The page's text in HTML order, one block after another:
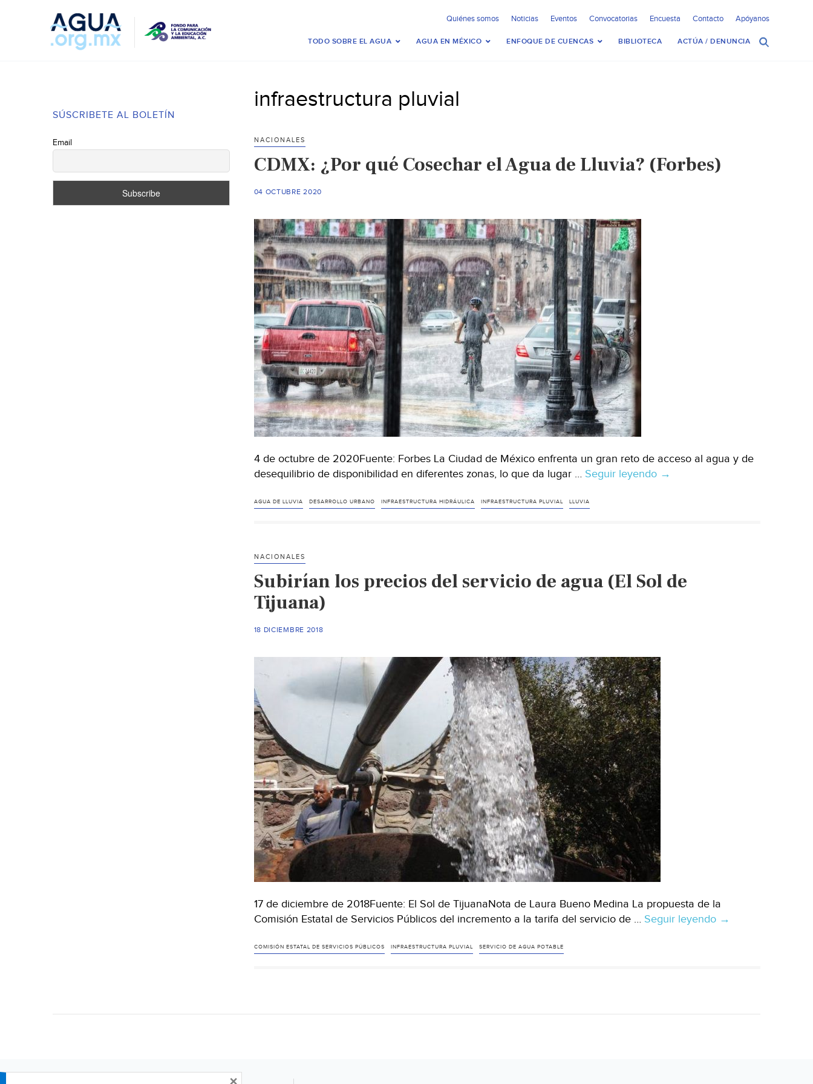
Quiénes somos Noticias Eventos Convocatorias Encuesta Contacto Apóyanos
TODO SOBRE EL AGUA AGUA EN MÉXICO ENFOQUE DE CUENCAS BIBLIOTECA ACTÚA / DENUNCIA
SÚSCRIBETE AL BOLETÍN
Email
infraestructura pluvial
NACIONALES
CDMX: ¿Por qué Cosechar el Agua de Lluvia? (Forbes)
04 OCTUBRE 2020
4 de octubre de 2020Fuente: Forbes La Ciudad de México enfrenta un gran reto de acceso al agua y de
desequilibrio de disponibilidad en diferentes zonas, lo que da lugar … Seguir leyendo CDMX:
Lluvia?
→
AGUA DE LLUVIA DESARROLLO URBANO INFRAESTRUCTURA HIDRÁULICA INFRAESTRUCTURA PLUVIAL LLUVIA
NACIONALES
Subirían los precios del servicio de agua (El Sol de
Tijuana)
18 DICIEMBRE 2018
17 de diciembre de 2018Fuente: El Sol de TijuanaNota de Laura Bueno Medina La propuesta de la
Comisión Estatal de Servicios Públicos del incremento a la tarifa del servicio de … Seguir leyendo Subirían
→
COMISIÓN ESTATAL DE SERVICIOS PÚBLICOS INFRAESTRUCTURA PLUVIAL SERVICIO DE AGUA POTABLE